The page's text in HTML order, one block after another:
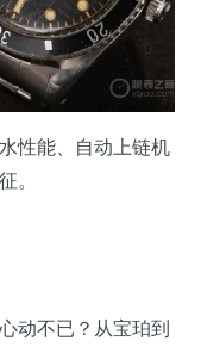
性能、自动上链机
。
动不已？从宝珀到